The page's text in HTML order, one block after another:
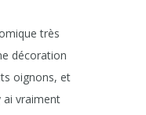
très
décoration
oignons, et
ai vraiment